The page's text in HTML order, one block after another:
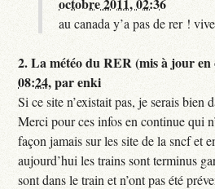
au canada y’a pas de rer !
2.La météo du RER (mis à jour
08:24,parenki
Si ce site n’existait pas, je serais bien
Merci pour ces infos en continue qui
façon jamais sur les site de la sncf et
aujourd’hui les trains sont terminus
sont dans le train et n’ont pas été